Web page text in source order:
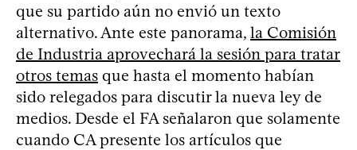
que su partido aún no envió un texto
alternativo. Ante este panorama, la Comisión
de Industria aprovechará la sesión para tratar
otros temas que hasta el momento habían
sido relegados para discutir la nueva ley de
medios. Desde el FA señalaron que solamente
cuando CA presente los artículos que